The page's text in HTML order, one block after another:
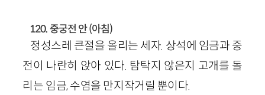
120. 중궁전 안 (아침)
정성스레 큰절을 올리는 세자. 상석에 임금과 중
전이 나란히 앉아 있다. 탐탁지 않은지 고개를 돌
리는 임금, 수염을 만지작거릴 뿐이다.